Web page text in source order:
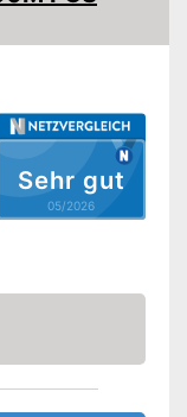
Display
ermöglicht weitere
Sehr gut
05/2026